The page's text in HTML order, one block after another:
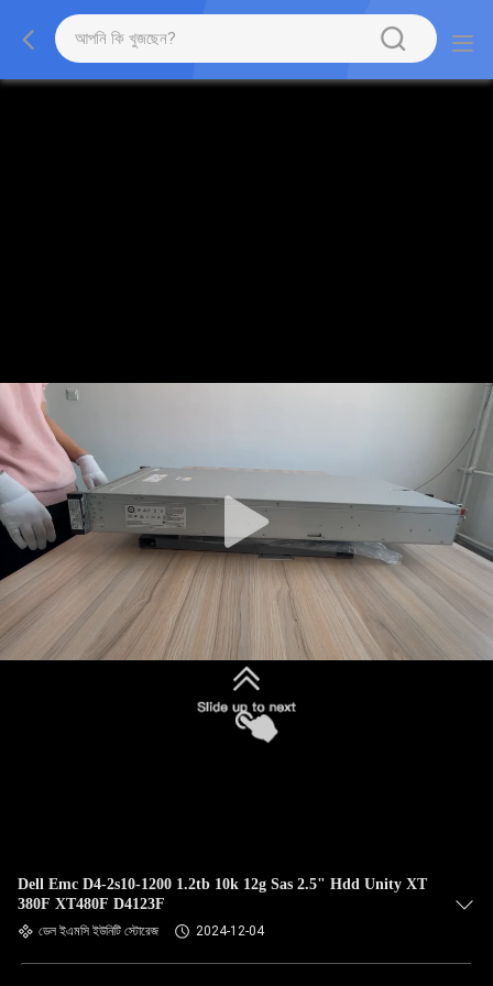
Dell Emc D4-2s10-1200 1.2tb 10k 12g Sas 2.5" Hdd Unity XT
380F XT480F D4123F
ডেল ইএমসি ইউনিটি স্টোরেজ 2024-12-04